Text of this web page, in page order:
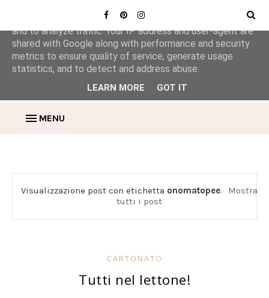
MENU
Visualizzazione post con etichetta onomatopee.
Mostra
tutti i post
CARTONATO
Tutti nel lettone!
This site uses cookies from Google to deliver its services
and to analyze traffic. Your IP address and user-agent are
shared with Google along with performance and security
metrics to ensure quality of service, generate usage
statistics, and to detect and address abuse.
LEARN MORE GOT IT